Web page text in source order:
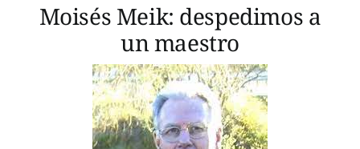
Moisés Meik: despedimos a
un maestro